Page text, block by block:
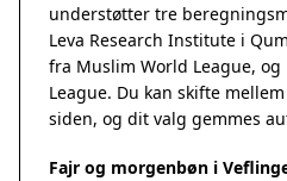
understøtter tre
Leva Research Institute i
fra Muslim World League,
League. Du kan skifte
siden, og dit valg gemmes
Fajr og morgenbøn i